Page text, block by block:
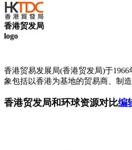
香港贸发局
logo
香港贸易发展局(香港贸发局)于
象包括以香港为基地的贸易商、
香港贸发局和环球资源对比编